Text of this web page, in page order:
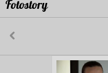
Fotostory